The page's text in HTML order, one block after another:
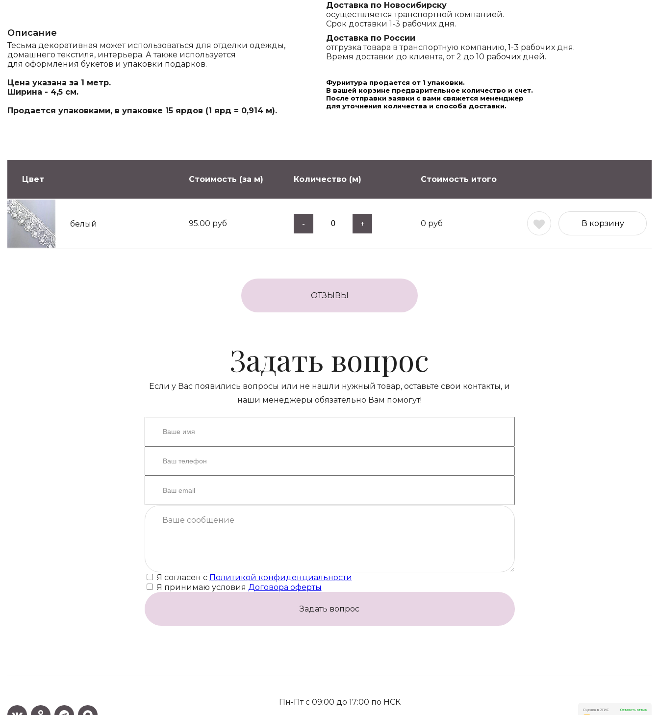
Описание
Тесьма декоративная может использоваться для отделки одежды,
домашнего текстиля, интерьера. А также используется
для оформления букетов и упаковки подарков.
Цена указана за 1 метр.
Ширина - 4,5 см.
Продается упаковками, в упаковке 15 ярдов (1 ярд = 0,914 м).
Доставка по Новосибирску
осуществляется транспортной компанией.
Срок доставки 1-3 рабочих дня.
Доставка по России
отгрузка товара в транспортную компанию, 1-3 рабочих дня.
Время доставки до клиента, от 2 до 10 рабочих дней.
Фурнитура продается от 1 упаковки.
В вашей корзине предварительное количество и счет.
После отправки заявки с вами свяжется мененджер
для уточнения количества и способа доставки.
Цвет Стоимость (за м) Количество (м) Стоимость итого
белый 95.00 руб - + 0 руб В корзину
ОТЗЫВЫ
Задать вопрос
Если у Вас появились вопросы или не нашли нужный товар, оставьте свои контакты, и
наши менеджеры обязательно Вам помогут!
Я согласен с Политикой конфиденциальности
Я принимаю условия Договора оферты
Задать вопрос
Пн-Пт с 09:00 до 17:00 по НСК